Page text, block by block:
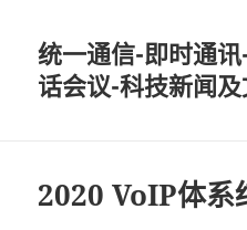
统一通信-即时通
话会议-科技新闻
2020 VoIP体系